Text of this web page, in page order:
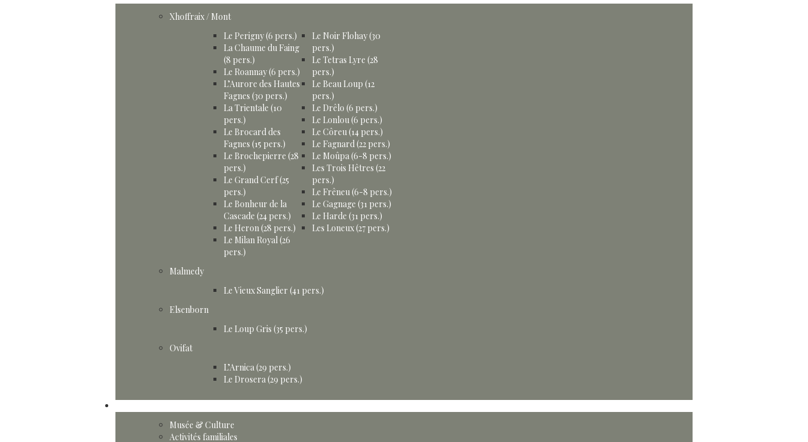
Xhoffraix / Mont
Le Perigny (6 pers.)
La Chaume du Faing
(8 pers.)
Le Roannay (6 pers.)
L’Aurore des Hautes
Fagnes (30 pers.)
La Trientale (10
pers.)
Le Brocard des
Fagnes (15 pers.)
Le Brochepierre (28
pers.)
Le Grand Cerf (25
pers.)
Le Bonheur de la
Cascade (24 pers.)
Le Heron (28 pers.)
Le Milan Royal (26
pers.)
Le Noir Flohay (30
pers.)
Le Tetras Lyre (28
pers.)
Le Beau Loup (12
pers.)
Le Drêlo (6 pers.)
Le Lonlou (6 pers.)
Le Côreu (14 pers.)
Le Fagnard (22 pers.)
Le Moûpa (6-8 pers.)
Les Trois Hêtres (22
pers.)
Le Frêneu (6-8 pers.)
Le Gagnage (31 pers.)
Le Harde (31 pers.)
Les Loneux (27 pers.)
Malmedy
Le Vieux Sanglier (41 pers.)
Elsenborn
Le Loup Gris (35 pers.)
Ovifat
L’Arnica (29 pers.)
Le Drosera (29 pers.)
Musée & Culture
Activités familiales